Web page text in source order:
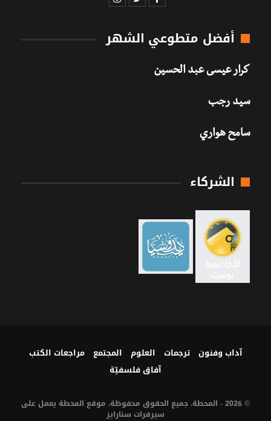
أفضل متطوعي الشهر
كرار عيسى عبد الحسين
سيد رجب
سامح هواري
الشركاء
آداب وفنون ترجمات العلوم المجتمع
مراجعات الكتب
آفاق فلسفيّة‎
© 2026 - المحطة. جميع الحقوق محفوظة. موقع المحطة يعمل على
سيرفرات سنارايز